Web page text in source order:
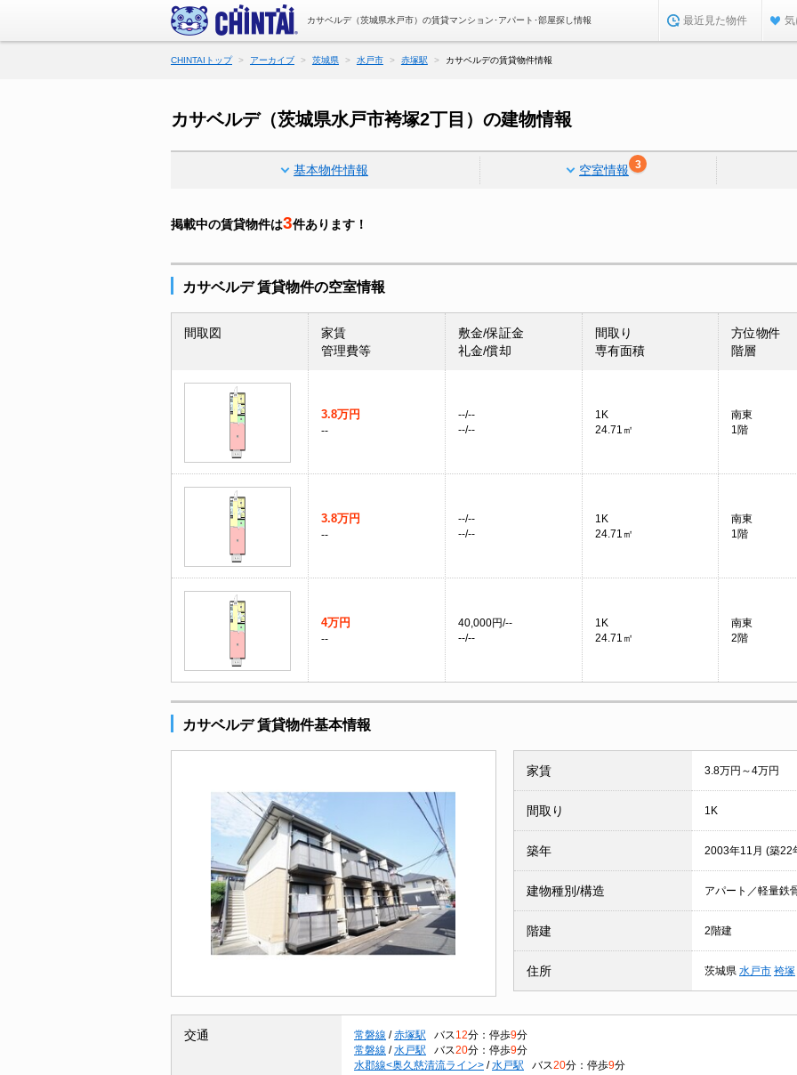
カサベルデ（茨城県水戸市）の賃貸マンション･アパート･部屋探し情報 最近見た物件 気
CHINTAIトップ アーカイブ 茨城県 水戸市 赤塚駅 カサベルデの賃貸物件情報
カサベルデ（茨城県水戸市袴塚2丁目）の建物情報
基本物件情報 空室情報 3
掲載中の賃貸物件は3件あります！
カサベルデ 賃貸物件の空室情報
間取図
家賃
管理費等
敷金/保証金
礼金/償却
間取り
専有面積
方位物件
階層
3.8万円
--
--/--
--/--
1K
24.71㎡
南東
1階
3.8万円
--
--/--
--/--
1K
24.71㎡
南東
1階
4万円
--
40,000円/--
--/--
1K
24.71㎡
南東
2階
カサベルデ 賃貸物件基本情報
家賃 3.8万円～4万円
間取り 1K
築年 2003年11月 (築22
建物種別/構造 アパート／軽量鉄
階建 2階建
住所 茨城県 水戸市 袴塚
交通 常磐線 / 赤塚駅 バス 12分：停歩9分
常磐線 / 水戸駅 バス20分：停歩9分
水郡線<奥久慈清流ライン> / 水戸駅 バス20分：停歩9分